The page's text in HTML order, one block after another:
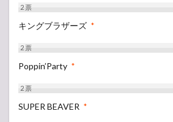
2票
キングブラザーズ *
2票
Poppin’Party *
2票
SUPER BEAVER *